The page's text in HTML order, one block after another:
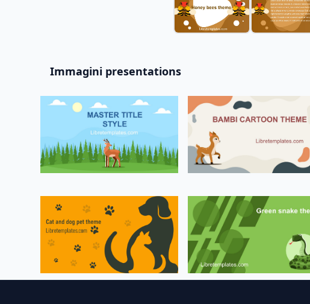
Immagini presentations